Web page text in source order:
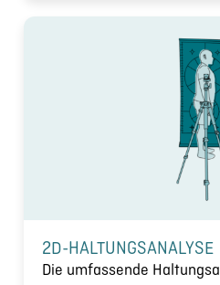
2D-HALTUNGSANALYSE
Die umfassende